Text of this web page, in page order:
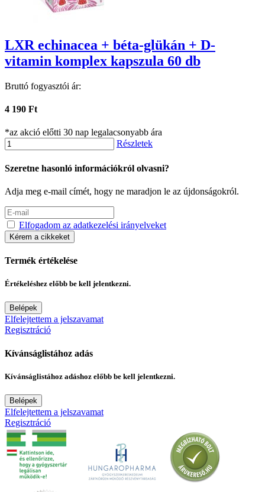
LXR echinacea + béta-glükán + D-
vitamin komplex kapszula 60 db
Bruttó fogyasztói ár:
4 190 Ft
*az akció előtti 30 nap legalacsonyabb ára
Részletek
Szeretne hasonló információkról olvasni?
Adja meg e-mail címét, hogy ne maradjon le az újdonságokról.
Elfogadom az adatkezelési irányelveket
Kérem a cikkeket
Termék értékelése
Értékeléshez előbb be kell jelentkezni.
Belépek
Elfelejtettem a jelszavamat
Regisztráció
Kívánságlistához adás
Kívánságlistához adáshoz előbb be kell jelentkezni.
Belépek
Elfelejtettem a jelszavamat
Regisztráció